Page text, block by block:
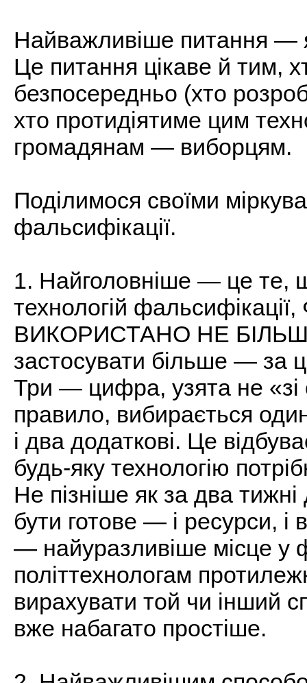
Найважливіше питання —
Це питання цікаве й тим,
безпосередньо (хто
хто протидіятиме цим
громадянам — виборцям.
Поділимося своїми
фальсифікації.
1. Найголовніше — це те,
технологій
ВИКОРИСТАНО НЕ
застосувати більше — за
Три — цифра, узята не «зі
правило, вибирається
і два додаткові. Це
будь-яку технологію
Не пізніше як за два
бути готове — і ресурси, і
— найуразливіше місце у
політтехнологам
вирахувати той чи інший
вже набагато простіше.